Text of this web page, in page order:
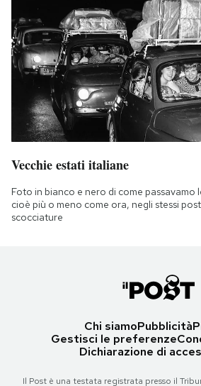
Vecchie estati italiane
Foto in bianco e nero di come passavamo
cioè più o meno come ora, negli stessi
scocciature
Chi siamoPubblicità
Gestisci le preferenze
Dichiarazione di
Il Post è una testata registrata presso il